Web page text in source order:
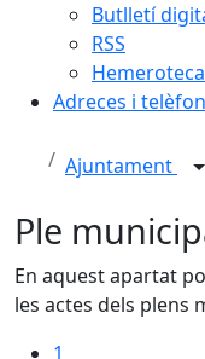
Butlletí
RSS
Hemeroteca
Adreces i
Ajuntament
Ple
En aquest apartat
les actes dels plens
1